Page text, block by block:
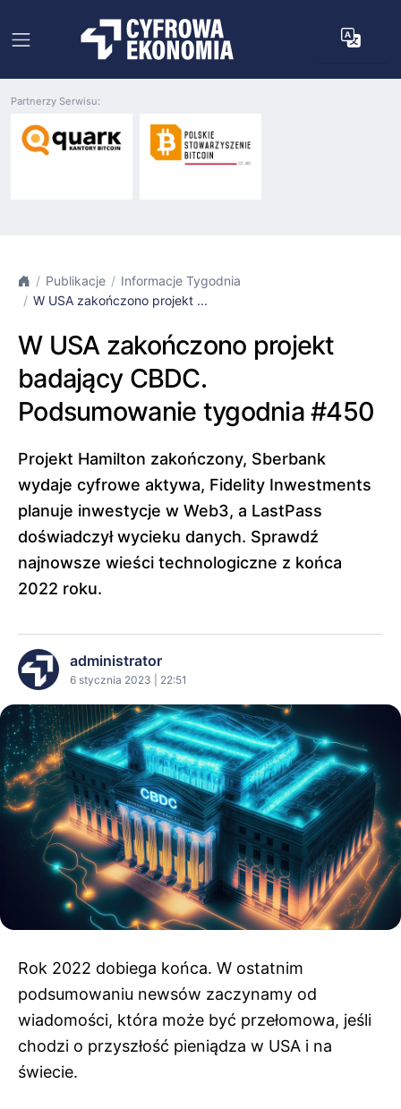
Partnerzy Serwisu:
Publikacje
Informacje Tygodnia
W USA zakończono projekt ...
W USA zakończono projekt
badający CBDC.
Podsumowanie tygodnia #450
Projekt Hamilton zakończony, Sberbank
wydaje cyfrowe aktywa, Fidelity Inwestments
planuje inwestycje w Web3, a LastPass
doświadczył wycieku danych. Sprawdź
najnowsze wieści technologiczne z końca
2022 roku.
administrator
6 stycznia 2023 | 22:51
Rok 2022 dobiega końca. W ostatnim
podsumowaniu newsów zaczynamy od
wiadomości, która może być przełomowa, jeśli
chodzi o przyszłość pieniądza w USA i na
świecie.